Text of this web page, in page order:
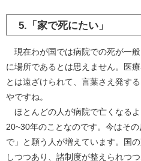
5.「家で死にたい」
現在わが国では病院での死が一
に場所であるとは思えません。医
とは遠ざけられて、言葉さえ発す
やですね。
ほとんどの人が病院で亡くなる
20~30年のことなのです。今はそ
で」と願う人が増えています。国
しつつあり、諸制度が整えられつ